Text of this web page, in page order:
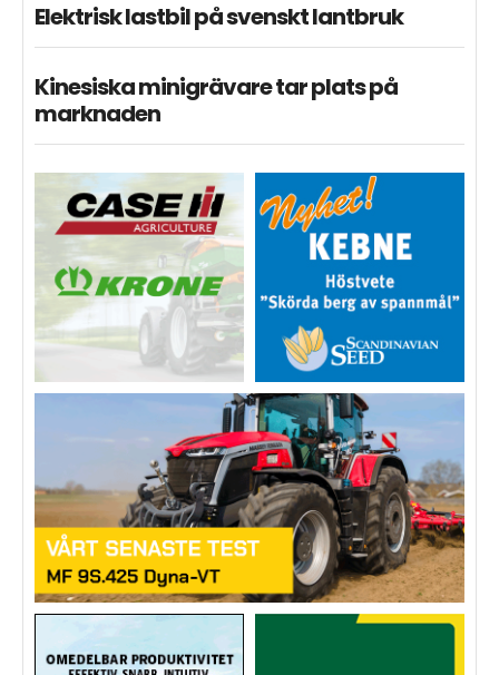
Elektrisk lastbil på svenskt lantbruk
Kinesiska minigrävare tar plats på
marknaden